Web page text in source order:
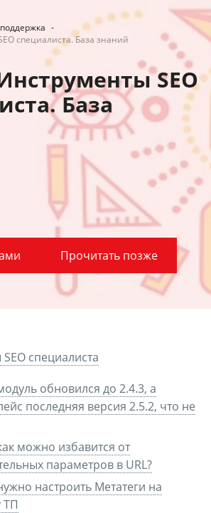
-
специалиста. База знаний
SEO
База
Прочитать позже
специалиста
обновился до 2.4.3, а
последняя версия 2.5.2, что не
можно избавится от
параметров в URL?
настроить Метатеги на
ТП